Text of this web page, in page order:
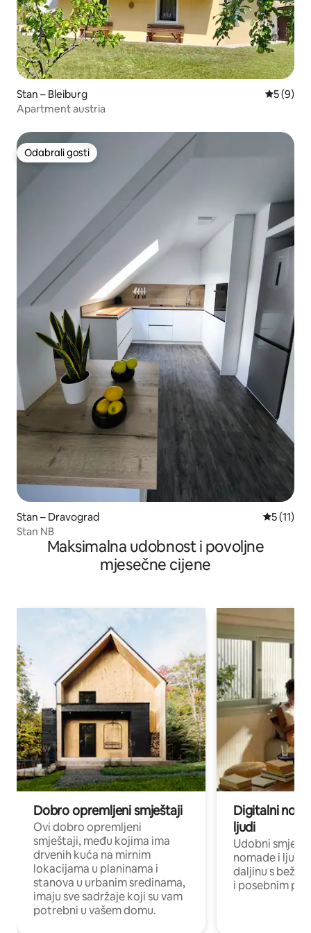
Stan – Bleiburg
5 (9)
Apartment austria
Odabrali gosti
Odabrali gosti
Stan – Dravograd
5 (11)
Stan NB
Maksimalna udobnost i povoljne
mjesečne cijene
Dobro opremljeni smještaji
Ovi dobro opremljeni
smještaji, među kojima ima
drvenih kuća na mirnim
lokacijama u planinama i
stanova u urbanim sredinama,
imaju sve sadržaje koji su vam
potrebni u vašem domu.
Digitalni
ljudi
Udobni
nomade i ljude
daljinu s
i posebnim